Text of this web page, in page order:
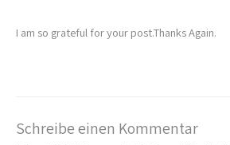
I am so grateful for your post.Thanks Again.
Schreibe einen Kommentar